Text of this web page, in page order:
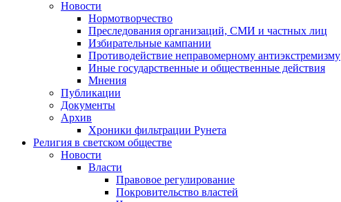
Новости
Нормотворчество
Преследования организаций, СМИ и частных лиц
Избирательные кампании
Противодействие неправомерному антиэкстремизму
Иные государственные и общественные действия
Мнения
Публикации
Документы
Архив
Хроники фильтрации Рунета
Религия в светском обществе
Новости
Власти
Правовое регулирование
Покровительство властей